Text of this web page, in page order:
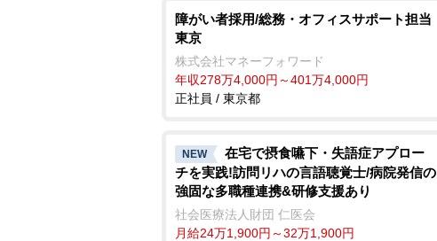
障がい者採用/総務・オフィスサポート担当
東京
株式会社マネーフォワード
年収278万4,000円～401万4,000円
正社員 / 東京都
NEW
在宅で摂食嚥下・失語症アプロー
チを実践!訪問リハの言語聴覚士/病院発信の
強固な多職種連携&研修支援あり
社会医療法人財団 仁医会
月給24万1,900円～32万1,900円